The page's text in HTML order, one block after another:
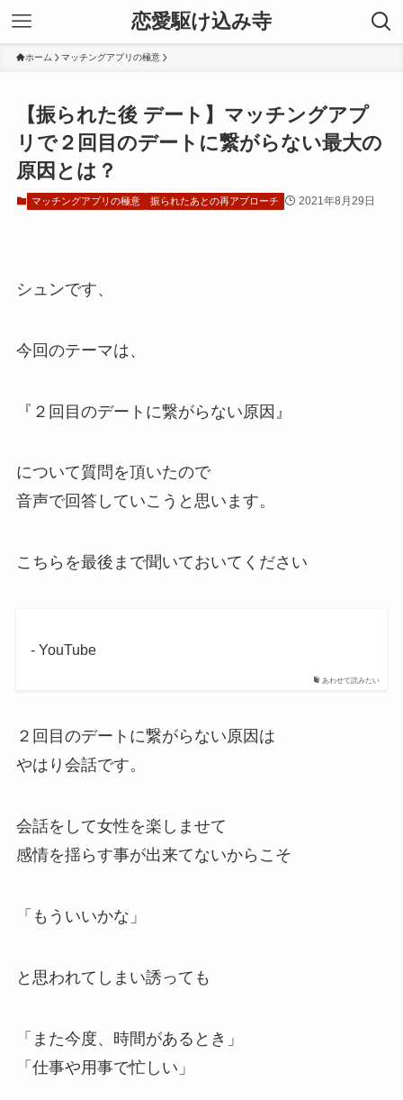
恋愛駆け込み寺
ホーム マッチングアプリの極意
【振られた後 デート】マッチングアプ
リで２回目のデートに繋がらない最大の
原因とは？
マッチングアプリの極意 振られたあとの再アプローチ 2021年8月29日
シュンです、
今回のテーマは、
『２回目のデートに繋がらない原因』
について質問を頂いたので
音声で回答していこうと思います。
こちらを最後まで聞いておいてください
あわせて読みたい
- YouTube
２回目のデートに繋がらない原因は
やはり会話です。
会話をして女性を楽しませて
感情を揺らす事が出来てないからこそ
「もういいかな」
と思われてしまい誘っても
「また今度、時間があるとき」
「仕事や用事で忙しい」